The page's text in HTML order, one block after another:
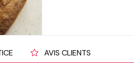
AVIS CLIENTS